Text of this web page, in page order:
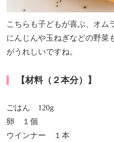
こちらも子どもが喜ぶ、オ
にんじんや玉ねぎなどの野菜
がうれしいですね。
【材料（２本分）】
ごはん 120g
卵 １個
ウインナー １本